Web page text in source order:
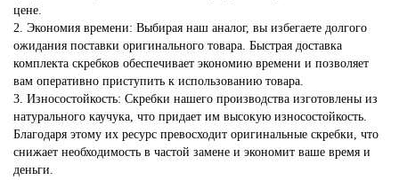
цене.
2. Экономия времени: Выбирая наш аналог, вы избегаете долгого
ожидания поставки оригинального товара. Быстрая доставка
комплекта скребков обеспечивает экономию времени и позволяет
вам оперативно приступить к использованию товара.
3. Износостойкость: Скребки нашего производства изготовлены из
натурального каучука, что придает им высокую износостойкость.
Благодаря этому их ресурс превосходит оригинальные скребки, что
снижает необходимость в частой замене и экономит ваше время и
деньги.